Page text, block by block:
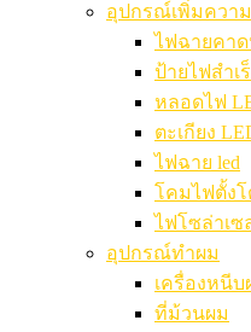
อุปกรณ์เพิ่มควา
ไฟฉายคา
ป้ายไฟสำเ
หลอดไฟ
ตะเกียง
ไฟฉาย led
โคมไฟตั้งโ
ไฟโซล่าเซ
อุปกรณ์ทำผม
เครื่องหนีบ
ที่ม้วนผม